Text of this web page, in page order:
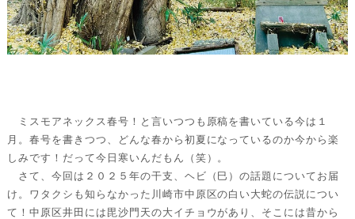
ミスモアネックス春号！と言いつつも原稿を書いている今は１
月。春号を書きつつ、どんな春から初夏になっているのか今から楽
しみです！だって今日寒いんだもん（笑）。
さて、今回は２０２５年の干支、ヘビ（巳）の話題についてお届
け。ワタクシも知らなかった川崎市中原区の白い大蛇の伝説につい
て！中原区井田には毘沙門天の大イチョウがあり、そこには昔から